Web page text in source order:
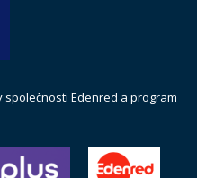
Edenred a program